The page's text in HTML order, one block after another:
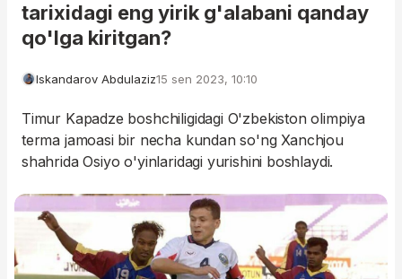
tarixidagi eng yirik g'alabani qanday
qo'lga kiritgan?
Iskandarov Abdulaziz15 sen 2023, 10:10
Timur Kapadze boshchiligidagi O'zbekiston olimpiya
terma jamoasi bir necha kundan so'ng Xanchjou
shahrida Osiyo o'yinlaridagi yurishini boshlaydi.